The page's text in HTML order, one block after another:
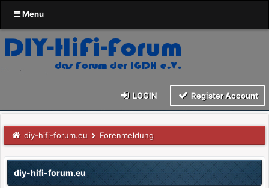
Menu
LOGIN Register Account
diy-hifi-forum.eu Forenmeldung
diy-hifi-forum.eu